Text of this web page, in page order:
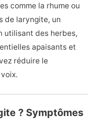
comme la rhume ou
de laryngite, un
utilisant des herbes,
apaisants et
réduire le
? Symptômes